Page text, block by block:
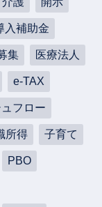
入補助金
集 医療法人
e-TAX
フロー
所得 子育て
PBO